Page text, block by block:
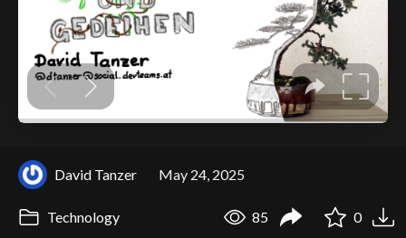
David Tanzer May 24, 2025
Technology 85 0